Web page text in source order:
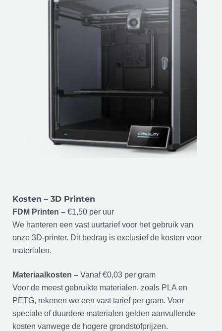
Kosten – 3D Printen
FDM Printen – €1,50 per uur
We hanteren een vast uurtarief voor het gebruik van
onze 3D-printer. Dit bedrag is exclusief de kosten voor
materialen.
Materiaalkosten – Vanaf €0,03 per gram
Voor de meest gebruikte materialen, zoals PLA en
PETG, rekenen we een vast tarief per gram. Voor
speciale of duurdere materialen gelden aanvullende
kosten vanwege de hogere grondstofprijzen.